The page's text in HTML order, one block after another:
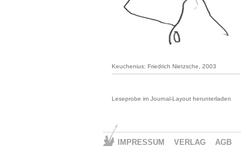
Keuchenius: Friedrich Nietzsche, 2003
Leseprobe im Journal-Layout herunterladen
IMPRESSUM VERLAG AGB